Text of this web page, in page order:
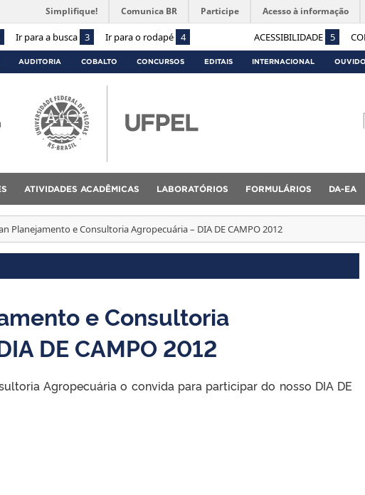
Ir para a busca 3 Ir para o rodapé 4 ACESSIBILIDADE 5
Simplifique! Comunica BR Participe Acesso à informação
AUDITORIA COBALTO CONCURSOS EDITAIS INTERNACIONAL
ATIVIDADES ACADÊMICAS LABORATÓRIOS FORMULÁRIOS DA-EA
Planejamento e Consultoria Agropecuária – DIA DE CAMPO 2012
e Consultoria
DE CAMPO 2012
Agropecuária o convida para participar do nosso DIA DE